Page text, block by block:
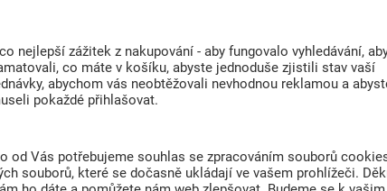
tipy na kvalitní spánek
a budete o všem vědět
přínosné informace.
vám zašleme kód na SLEVU 100 Kč
nejlepší zážitek z nakupování - aby fungovalo vyhledávání,
co máte v košíku, abyste jednoduše zjistili stav vaší
abychom vás neobtěžovali nevhodnou reklamou a
pokaždé přihlašovat.
od Vás potřebujeme souhlas se zpracováním souborů
souborů, které se dočasně ukládají ve vašem prohlížeči.